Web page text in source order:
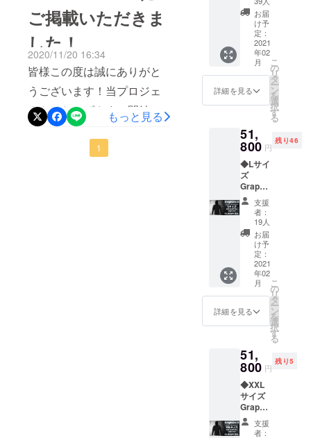
難度の高さから惜しくも無
くなった半ズボンへの変形
機能を備え、各種機能・性
能をブラッシュアップし、
より洗練されたパンツに仕
上がりました。
GRAPHENE-Xの真骨頂であ
るハードな環境での使用に
て、現在輸送の手続きに
入っております。また具体
的なスケジュール感が分か
りましたら再度こちらの活
動レポートにてご案内をさ
せていただきます。ご不明
な点などございましたら、
下記のLINE公式アカウント
ご掲載いただきま
した！
2020/11/20 16:34
皆様この度は誠にありがと
うございます！当プロジェ
クトはおかげさまで開始か
ら順調に支援金額が伸びて
きており、深く御礼申し上
もっと見る
1
度まで
可能で
す あら
かじめ
サイズ
交換用
の在庫
を確保
が一足
りなく
なった
場合に
交換ま
でにお
時間を
要する
ことが
ござい
ますの
であら
かじめ
ご了承
くださ
い。 ※
価格は
※配送時
期：
2020年
2月予定
・一部
のデザ
イン、
仕様に
ケット
１着 少
し大き
めの作
りと
なって
おりま
すの
で、普
段着て
のの一
つ下の
サイズ
をオス
スメし
ていま
す。 ※
サイズ
交換が1
度まで
可能で
す あら
かじめ
サイズ
交換用
の在庫
を確保
が一足
りなく
なった
場合に
交換ま
でにお
時間を
要する
お届
け予
定：
2021
年02
月
詳細を見る
こ
の
リ
タ
ー
ン
を
選
択
す
る
51,
800 円
残り46
◆Lサイ
ズ
Graphe
ne-X α
シリー
ズジャ
ケット
１着 少
し大き
めの作
りと
なって
おりま
すの
で、普
段着て
のの一
つ下の
サイズ
をオス
スメし
ていま
す。 ※
サイズ
支援
者：
19人
お届
け予
定：
2021
年02
月
詳細を見る
こ
の
リ
タ
ー
ン
を
選
択
す
る
51,
800 円
残り5
◆XXL
サイズ
Graphe
ne-X α
シリー
支援
者：